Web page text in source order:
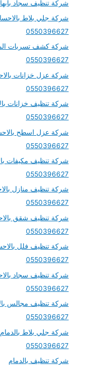
شركة تنظيف سجاد بابها
0550396627
0550396627
0550396627
0550396627
0550396627
0550396627
0550396627
0550396627
0550396627
0550396627
0550396627
0550396627
شركة تنظيف بالدمام